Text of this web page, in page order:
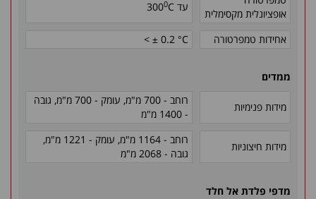
אופציונלית מקסימלית
עד C
3000
אחידות טמפרטורה < ± 0.2 °C
ממדים
מידות פנימיות
רוחב - 700 מ"מ, עומק - 700 מ"מ, גובה
- 1400 מ"מ
מידות חיצוניות
רוחב - 1164 מ"מ, עומק - 1221 מ"מ,
גובה - 2068 מ"מ
מדפי פלדת אל חלד